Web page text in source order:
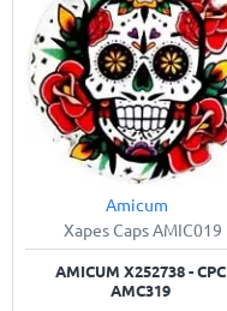
Amicum
Xapes Caps AMIC019
AMICUM X252738 - CPC
AMC319